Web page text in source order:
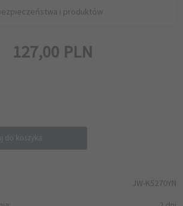
i produktów
JW-K5270YN
127,00 PLN
do koszyka